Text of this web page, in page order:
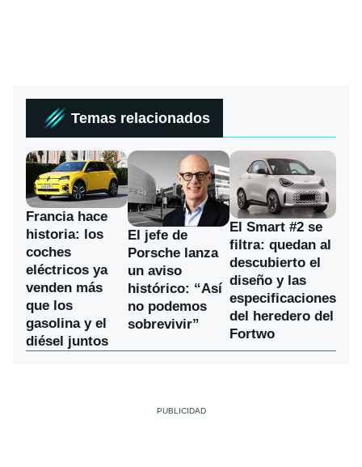
Temas relacionados
Francia hace
historia: los
coches
eléctricos ya
venden más
que los
gasolina y el
diésel juntos
El jefe de
Porsche lanza
un aviso
histórico: “Así
no podemos
sobrevivir”
El Smart #2 se
filtra: quedan al
descubierto el
diseño y las
especificaciones
del heredero del
Fortwo